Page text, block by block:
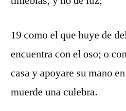
19 como el que huye de
encuentra con el oso; o
casa y apoyare su mano
muerde una culebra.